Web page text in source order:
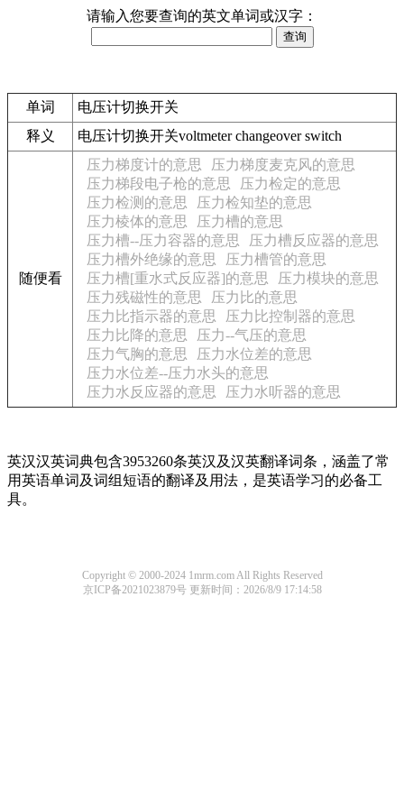
请输入您要查询的英文单词或汉字：
单词
电压计切换开关
释义
电压计切换开关voltmeter changeover switch
随便看
压力梯度计的意思
压力梯度麦克风的意思
压力梯段电子枪的意思
压力检定的意思
压力检测的意思
压力检知垫的意思
压力棱体的意思
压力槽的意思
压力槽--压力容器的意思
压力槽反应器的意思
压力槽外绝缘的意思
压力槽管的意思
压力槽[重水式反应器]的意思
压力模块的意思
压力残磁性的意思
压力比的意思
压力比指示器的意思
压力比控制器的意思
压力比降的意思
压力--气压的意思
压力气胸的意思
压力水位差的意思
压力水位差--压力水头的意思
压力水反应器的意思
压力水听器的意思
英汉汉英词典包含3953260条英汉及汉英翻译词条，涵盖了常
用英语单词及词组短语的翻译及用法，是英语学习的必备工
具。
Copyright © 2000-2024 1mrm.com All Rights Reserved
京ICP备2021023879号 更新时间：2026/8/9 17:14:58